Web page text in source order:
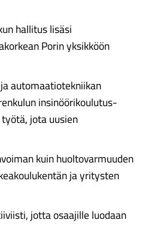
hallitus lisäsi
Porin yksikköön
automaatiotekniikan
insinöörikoulutus­
jota uusien
kuin huoltovarmuuden
ja yritysten
jotta osaajille luodaan